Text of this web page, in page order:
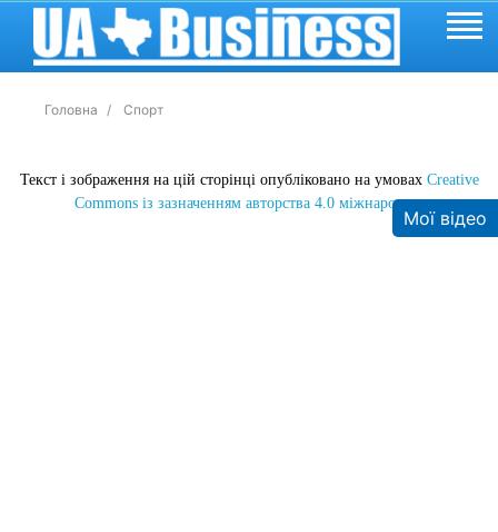
Головна Спорт
Текст і зображення на цій сторінці опубліковано на умовах Creative
Commons із зазначенням авторства 4.0 міжнародна.
Мої відео